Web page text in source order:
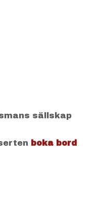
sällskap
boka bord